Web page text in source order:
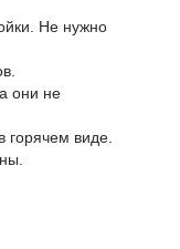
Не нужно
они не
горячем виде.